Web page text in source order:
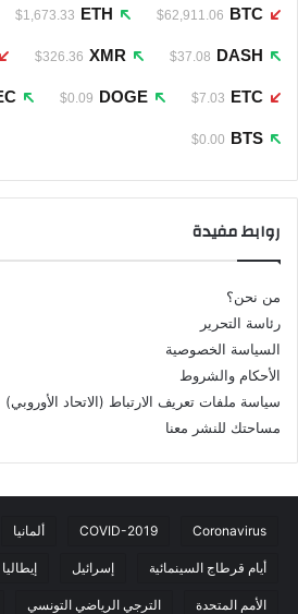
BTC
$62,911.06
ETH
$1,673.33
DASH
$37.08
XMR
$326.36
ETC
$7.03
DOGE
$0.09
BTS
$0.00
روابط مفيدة
من نحن؟
رئاسة التحرير
السياسة الخصوصية
الأحكام والشروط
سياسة ملفات تعريف الارتباط (الاتحاد الأوروبي)
مساحتك للنشر معنا
Coronavirus
COVID-2019 ألمانيا
أيام قرطاج السينمائية إسرائيل إيطاليا
الأمم المتحدة الترجي الرياضي التونسي